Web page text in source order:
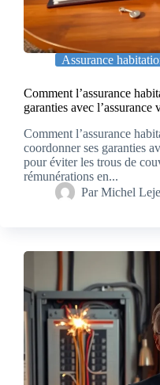
Assurance
Comment l’assurance
garanties avec l’assurance
Comment l’assurance
coordonner ses garanties
pour éviter les trous de
rémunérations en...
Par Michel